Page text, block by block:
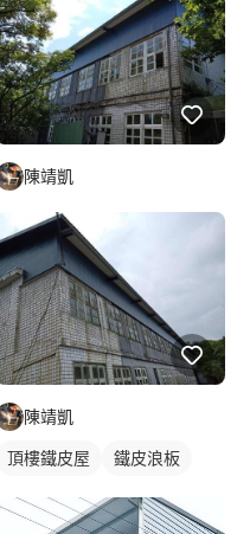
陳靖凱
陳靖凱
頂樓鐵皮屋 鐵皮浪板